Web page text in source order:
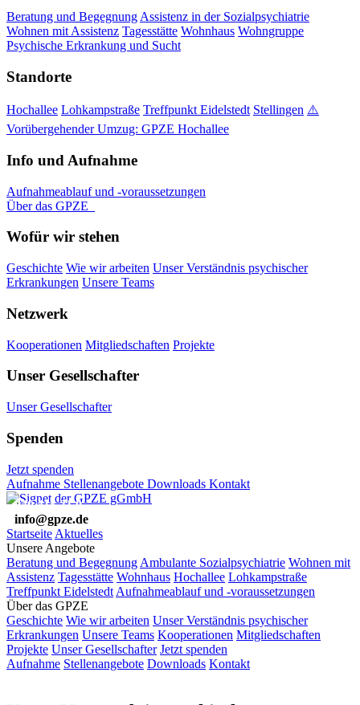
Beratung und Begegnung Assistenz in der Sozialpsychiatrie
Wohnen mit Assistenz Tagesstätte Wohnhaus Wohngruppe
Psychische Erkrankung und Sucht
Standorte
Hochallee Lohkampstraße Treffpunkt Eidelstedt Stellingen ⚠️
Vorübergehender Umzug: GPZE Hochallee
Info und Aufnahme
Aufnahmeablauf und -voraussetzungen
Über das GPZE
Wofür wir stehen
Geschichte Wie wir arbeiten Unser Verständnis psychischer
Erkrankungen Unsere Teams
Netzwerk
Kooperationen Mitgliedschaften Projekte
Unser Gesellschafter
Unser Gesellschafter
Spenden
Jetzt spenden
Aufnahme Stellenangebote Downloads Kontakt
040 415 31 0
info@gpze.de
Startseite Aktuelles
Unsere Angebote
Beratung und Begegnung Ambulante Sozialpsychiatrie Wohnen mit
Assistenz Tagesstätte Wohnhaus Hochallee Lohkampstraße
Treffpunkt Eidelstedt Aufnahmeablauf und -voraussetzungen
Über das GPZE
Geschichte Wie wir arbeiten Unser Verständnis psychischer
Erkrankungen Unsere Teams Kooperationen Mitgliedschaften
Projekte Unser Gesellschafter Jetzt spenden
Aufnahme Stellenangebote Downloads Kontakt